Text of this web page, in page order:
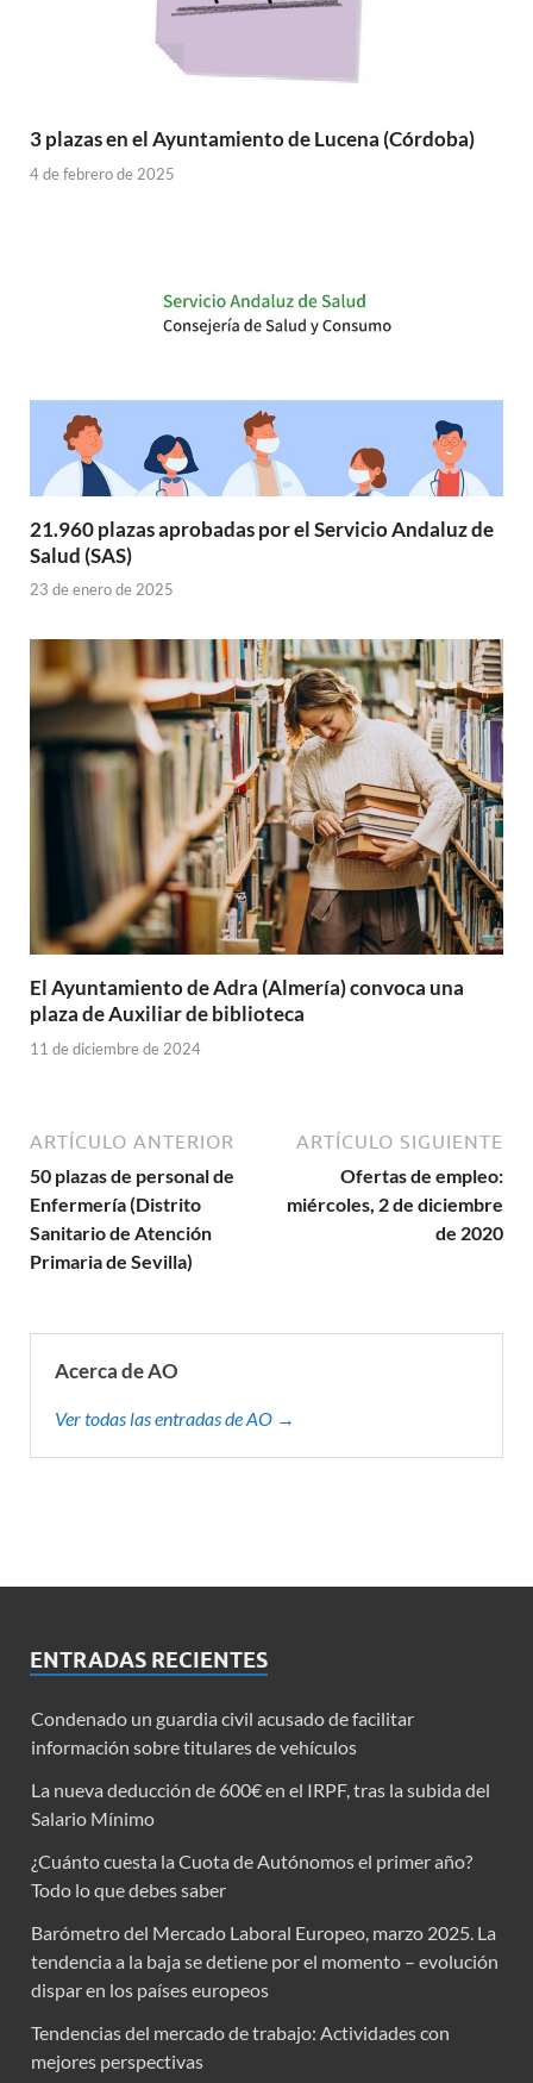
3 plazas en el Ayuntamiento de Lucena (Córdoba)
4 de febrero de 2025
21.960 plazas aprobadas por el Servicio Andaluz de
Salud (SAS)
23 de enero de 2025
El Ayuntamiento de Adra (Almería) convoca una
plaza de Auxiliar de biblioteca
11 de diciembre de 2024
ARTÍCULO ANTERIOR
50 plazas de personal de
Enfermería (Distrito
Sanitario de Atención
Primaria de Sevilla)
ARTÍCULO SIGUIENTE
Ofertas de empleo:
miércoles, 2 de diciembre
de 2020
Acerca de AO
Ver todas las entradas de AO →
ENTRADAS RECIENTES
Condenado un guardia civil acusado de facilitar
información sobre titulares de vehículos
La nueva deducción de 600€ en el IRPF, tras la subida del
Salario Mínimo
¿Cuánto cuesta la Cuota de Autónomos el primer año?
Todo lo que debes saber
Barómetro del Mercado Laboral Europeo, marzo 2025. La
tendencia a la baja se detiene por el momento – evolución
dispar en los países europeos
Tendencias del mercado de trabajo: Actividades con
mejores perspectivas